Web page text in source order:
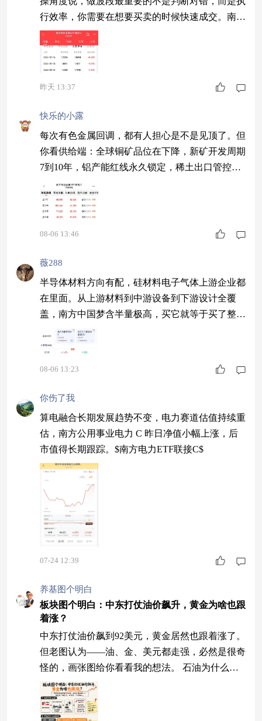
行效率，你需要在想要买卖的时候快速成交。南方
有色金属联接百亿规模、日成交额过亿，是所有有
色ETF里执行效率最高的。做波段选它，至少在交
易层面不会拖后腿。 #葛卫东加仓存储芯片股：坚
昨天 13:37
快乐的小露
每次有色金属回调，都有人担心是不是见顶了。但
你看供给端：全球铜矿品位在下降，新矿开发周期
7到10年，铝产能红线永久锁定，稀土出口管控升
级。这些供给约束不会因为我们担心见顶就消失。
需求端AI算力、储能、电网每一条线都在加速。
南方有色金属覆盖了有色金属全产业链，供给收紧
加需求爆发的逻辑没有变。回调就是给没上车的人
08-06 13:46
薇288
半导体材料方向有配，硅材料电子气体上游企业都
在里面。从上游材料到中游设备到下游设计全覆
盖，南方中国梦含半量极高，买它就等于买了整个
半导体产业链，长期看好不用自己选。$南方中国
梦灵活配置混合C$ #MLCC涨价持续 元器件大厂
08-06 13:23
你伤了我
算电融合长期发展趋势不变，电力赛道估值持续重
估，南方公用事业电力 C 昨日净值小幅上涨，后
市值得长期跟踪。$南方电力ETF联接C$
07-24 12:39
养基图个明白
板块图个明白：中东打仗油价飙升，黄金为啥也跟
着涨？
中东打仗油价飙到92美元，黄金居然也跟着涨了。
但老图认为——油、金、美元都走强，必然是很奇
怪的，画张图给你看看我的想法。 石油为什么
涨？其实特好理解——就是中东那边又干起来了。
美伊这轮冲突升级，美国恢复海上封锁，伊朗直接
反击美军基地，最要命的是霍尔木兹海峡这块“全